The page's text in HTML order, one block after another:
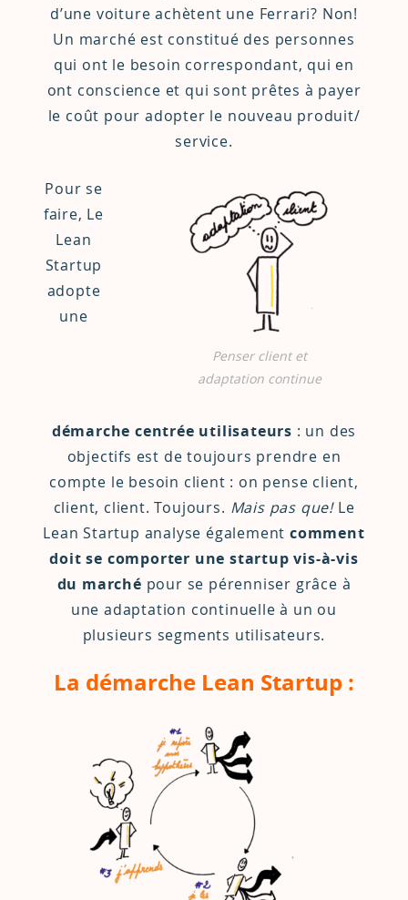
d’une voiture achètent une Ferrari? Non!
Un marché est constitué des personnes
qui ont le besoin correspondant, qui en
ont conscience et qui sont prêtes à payer
le coût pour adopter le nouveau produit/
service.
Penser client et
adaptation continue
Pour se
faire, Le
Lean
Startup
adopte
une
démarche centrée utilisateurs : un des
objectifs est de toujours prendre en
compte le besoin client : on pense client,
client, client. Toujours. Mais pas que! Le
Lean Startup analyse égalementcomment
doit se comporter une startup vis-à-vis
du marché pour se pérenniser grâce à
une adaptation continuelle à un ou
plusieurs segments utilisateurs.
La démarche Lean Startup :